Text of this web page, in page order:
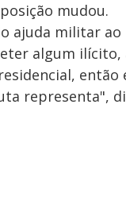
mudou.
ajuda militar
algum ilícito,
então
representa",